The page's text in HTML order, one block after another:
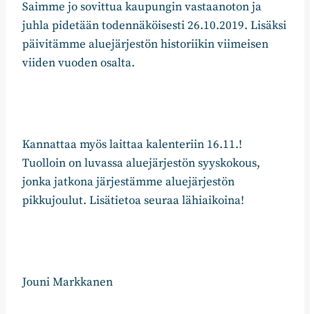
Saimme jo sovittua kaupungin vastaanoton ja
juhla pidetään todennäköisesti 26.10.2019. Lisäksi
päivitämme aluejärjestön historiikin viimeisen
viiden vuoden osalta.
Kannattaa myös laittaa kalenteriin 16.11.!
Tuolloin on luvassa aluejärjestön syyskokous,
jonka jatkona järjestämme aluejärjestön
pikkujoulut. Lisätietoa seuraa lähiaikoina!
Jouni Markkanen